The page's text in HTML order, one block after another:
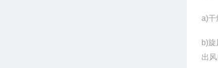
a)干
b)旋
出